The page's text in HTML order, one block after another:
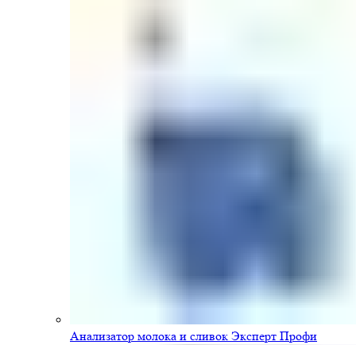
Анализатор молока и сливок Эксперт Профи